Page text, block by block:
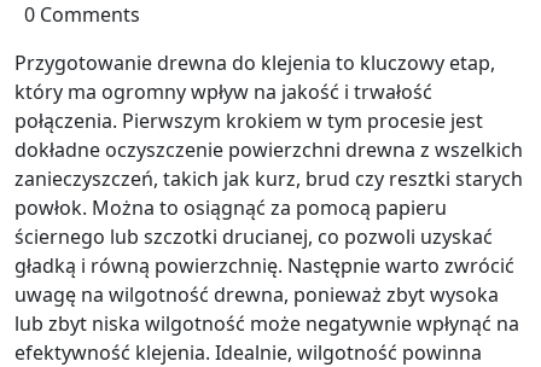
0 Comments
Przygotowanie drewna do klejenia to kluczowy etap,
który ma ogromny wpływ na jakość i trwałość
połączenia. Pierwszym krokiem w tym procesie jest
dokładne oczyszczenie powierzchni drewna z wszelkich
zanieczyszczeń, takich jak kurz, brud czy resztki starych
powłok. Można to osiągnąć za pomocą papieru
ściernego lub szczotki drucianej, co pozwoli uzyskać
gładką i równą powierzchnię. Następnie warto zwrócić
uwagę na wilgotność drewna, ponieważ zbyt wysoka
lub zbyt niska wilgotność może negatywnie wpłynąć na
efektywność klejenia. Idealnie, wilgotność powinna